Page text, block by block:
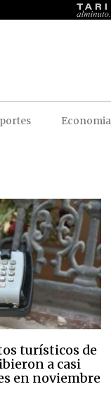
Economia
turísticos de
a casi
en noviembre